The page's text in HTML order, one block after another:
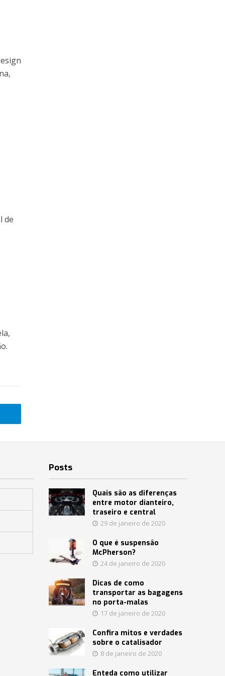
de
Posts
Quais são as diferenças
entre motor dianteiro,
traseiro e central
29 de janeiro de 2020
O que é suspensão
McPherson?
24 de janeiro de 2020
Dicas de como
transportar as bagagens
no porta-malas
17 de janeiro de 2020
Confira mitos e verdades
sobre o catalisador
8 de janeiro de 2020
Enteda como utilizar